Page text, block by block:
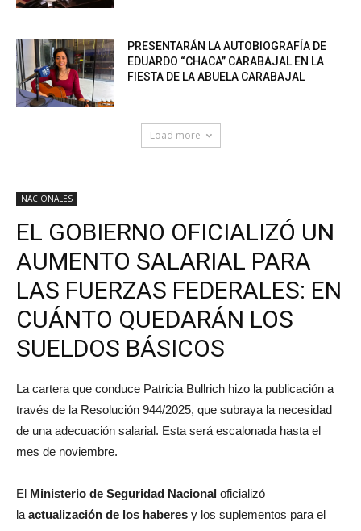
PRESENTARÁN LA AUTOBIOGRAFÍA DE
EDUARDO “CHACA” CARABAJAL EN LA
FIESTA DE LA ABUELA CARABAJAL
Load more